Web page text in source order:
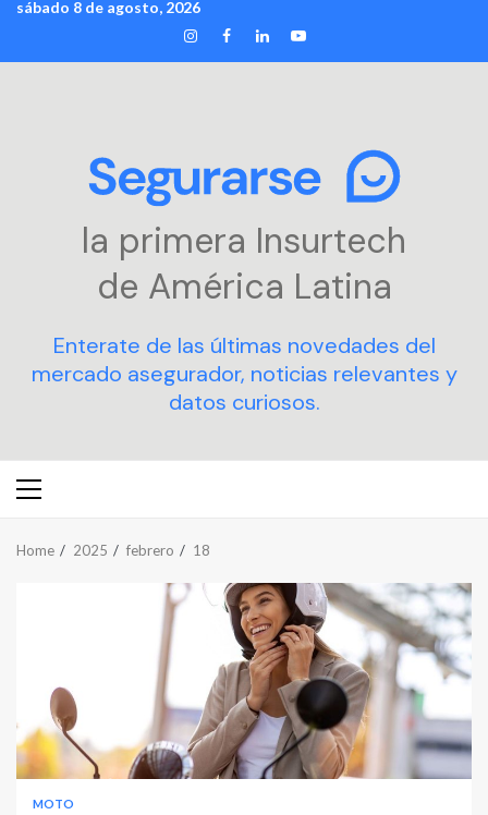
Skip
content
sábado 8 de agosto, 2026
INSTAGRAM
FACEBOOK
LINKEDIN
YOUTUBE
la primera Insurtech
de América Latina
Enterate de las últimas novedades del
mercado asegurador, noticias relevantes y
datos curiosos.
Primary
Home 2025 febrero 18
MOTO